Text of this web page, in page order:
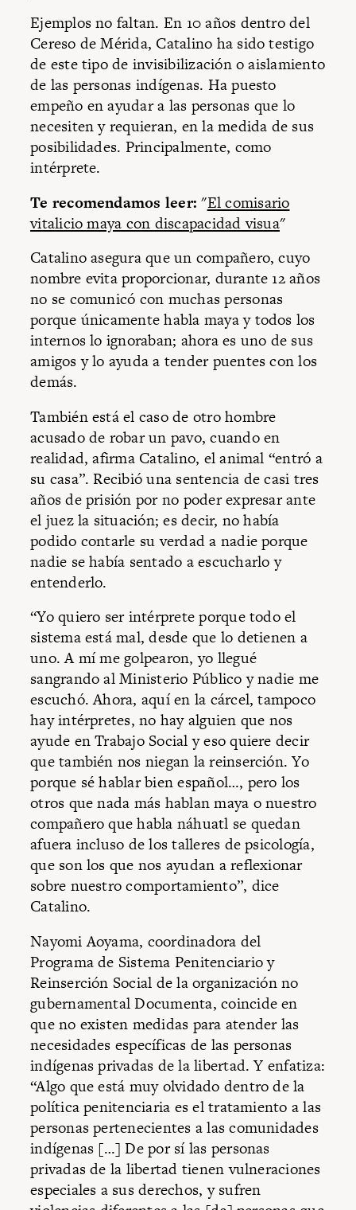
Ejemplos no faltan. En 10 años dentro del
Cereso de Mérida, Catalino ha sido testigo
de este tipo de invisibilización o aislamiento
de las personas indígenas. Ha puesto
empeño en ayudar a las personas que lo
necesiten y requieran, en la medida de sus
posibilidades. Principalmente, como
intérprete.
Te recomendamos leer: "El comisario
vitalicio maya con discapacidad visua"
Catalino asegura que un compañero, cuyo
nombre evita proporcionar, durante 12 años
no se comunicó con muchas personas
porque únicamente habla maya y todos los
internos lo ignoraban; ahora es uno de sus
amigos y lo ayuda a tender puentes con los
demás.
También está el caso de otro hombre
acusado de robar un pavo, cuando en
realidad, afirma Catalino, el animal “entró a
su casa”. Recibió una sentencia de casi tres
años de prisión por no poder expresar ante
el juez la situación; es decir, no había
podido contarle su verdad a nadie porque
nadie se había sentado a escucharlo y
entenderlo.
“Yo quiero ser intérprete porque todo el
sistema está mal, desde que lo detienen a
uno. A mí me golpearon, yo llegué
sangrando al Ministerio Público y nadie me
escuchó. Ahora, aquí en la cárcel, tampoco
hay intérpretes, no hay alguien que nos
ayude en Trabajo Social y eso quiere decir
que también nos niegan la reinserción. Yo
porque sé hablar bien español…, pero los
otros que nada más hablan maya o nuestro
compañero que habla náhuatl se quedan
afuera incluso de los talleres de psicología,
que son los que nos ayudan a reflexionar
sobre nuestro comportamiento”, dice
Catalino.
Nayomi Aoyama, coordinadora del
Programa de Sistema Penitenciario y
Reinserción Social de la organización no
gubernamental Documenta, coincide en
que no existen medidas para atender las
necesidades específicas de las personas
indígenas privadas de la libertad. Y enfatiza:
“Algo que está muy olvidado dentro de la
política penitenciaria es el tratamiento a las
personas pertenecientes a las comunidades
indígenas […] De por sí las personas
privadas de la libertad tienen vulneraciones
especiales a sus derechos, y sufren